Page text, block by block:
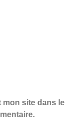
mon site dans le